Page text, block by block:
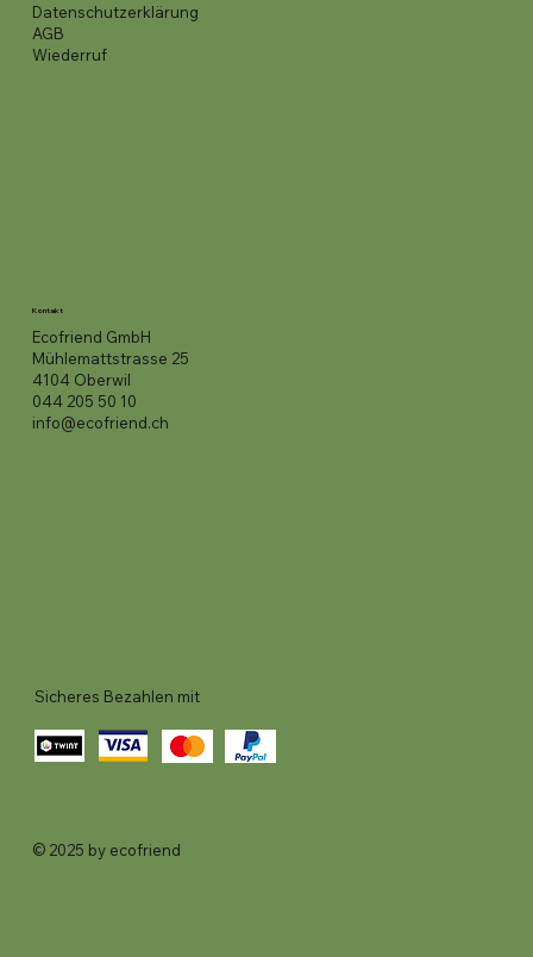
Datenschutzerklärung
AGB
Wiederruf
Kontakt
Ecofriend GmbH
Mühlemattstrasse 25
4104 Oberwil
044 205 50 10
info@ecofriend.ch
Sicheres Bezahlen mit
© 2025 by ecofriend